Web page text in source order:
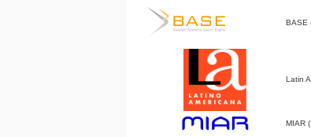
BASE
Latin
MIAR